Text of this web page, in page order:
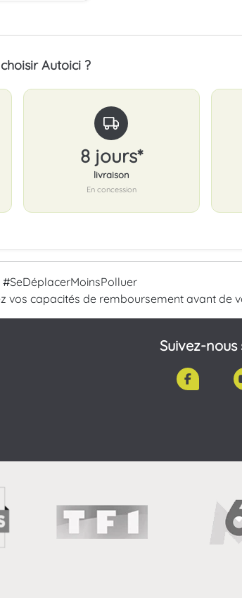
Autoici ?
8 jours*
livraison
En concession
vos capacités de remboursement avant de
Suivez-nous